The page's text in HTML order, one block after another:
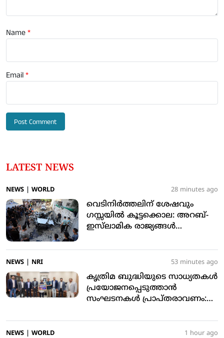
Name*
Email*
LATEST NEWS
NEWS WORLD 28 minutes ago
വെടിനിര്‍ത്തലിന് ശേഷവും
ഗസ്സയില്‍ കൂട്ടക്കൊല: അറബ്-
ഇസ്‌ലാമിക രാജ്യങ്ങള്‍
NEWS NRI 53 minutes ago
കൃത്രിമ ബുദ്ധിയുടെ സാധ്യതകള്‍
പ്രയോജനപ്പെടുത്താന്‍
സംഘടനകള്‍ പ്രാപ്തരാവണം:
NEWS WORLD 1 hour ago